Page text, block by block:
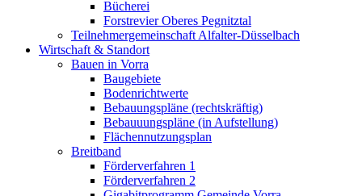
Bücherei
Forstrevier Oberes Pegnitztal
Teilnehmergemeinschaft Alfalter-Düsselbach
Wirtschaft & Standort
Bauen in Vorra
Baugebiete
Bodenrichtwerte
Bebauungspläne (rechtskräftig)
Bebauuungspläne (in Aufstellung)
Flächennutzungsplan
Breitband
Förderverfahren 1
Förderverfahren 2